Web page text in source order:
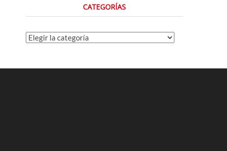
CATEGORÍAS
Categorías